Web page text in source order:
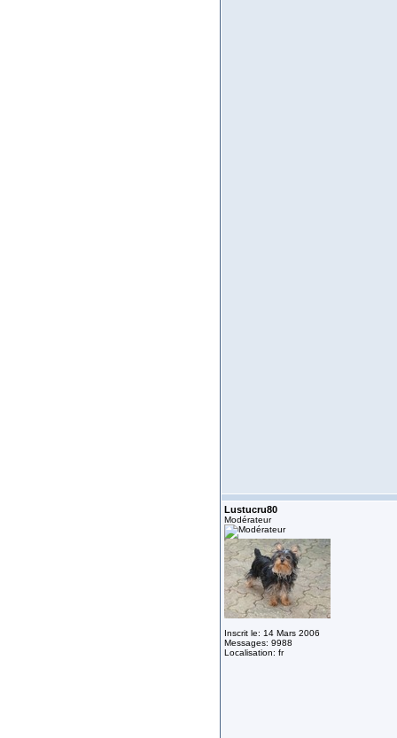
Lustucru80
Modérateur
Inscrit le: 14 Mars 2006
Messages: 9988
Localisation: fr